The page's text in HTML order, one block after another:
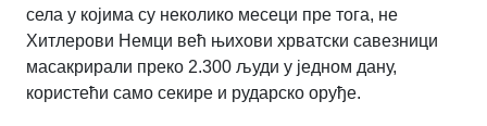
села у којима су неколико месеци пре тога, не
Хитлерови Немци већ њихови хрватски савезници
масакрирали преко 2.300 људи у једном дану,
користећи само секире и рударско оруђе.